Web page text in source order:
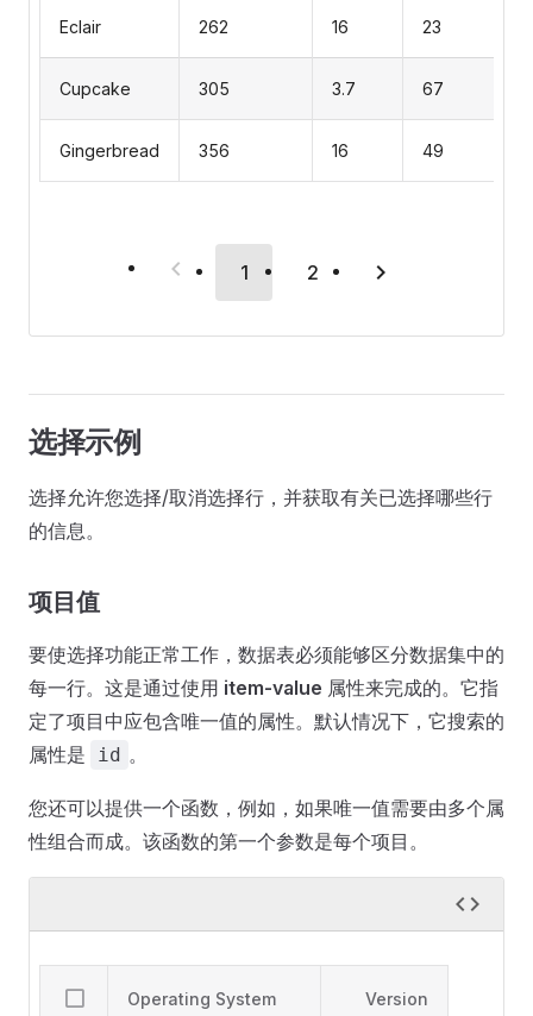
Eclair 262 16 23
Cupcake 305 3.7 67
Gingerbread 356 16 49
1 2
选择示例
选择允许您选择/取消选择行，并获取有关已选择哪些行
的信息。
项目值
要使选择功能正常工作，数据表必须能够区分数据集中的
每一行。这是通过使用 item-value 属性来完成的。它指
定了项目中应包含唯一值的属性。默认情况下，它搜索的
属性是
id 。
您还可以提供一个函数，例如，如果唯一值需要由多个属
性组合而成。该函数的第一个参数是每个项目。
Operating System Version